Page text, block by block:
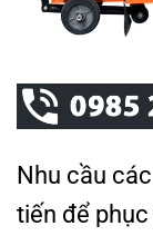
Nhu cầu
tiến để